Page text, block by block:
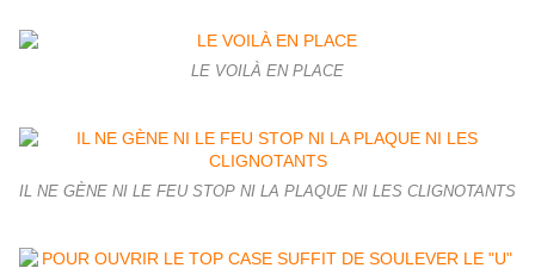
LE VOILÀ EN PLACE
IL NE GÈNE NI LE FEU STOP NI LA PLAQUE NI LES CLIGNOTANTS